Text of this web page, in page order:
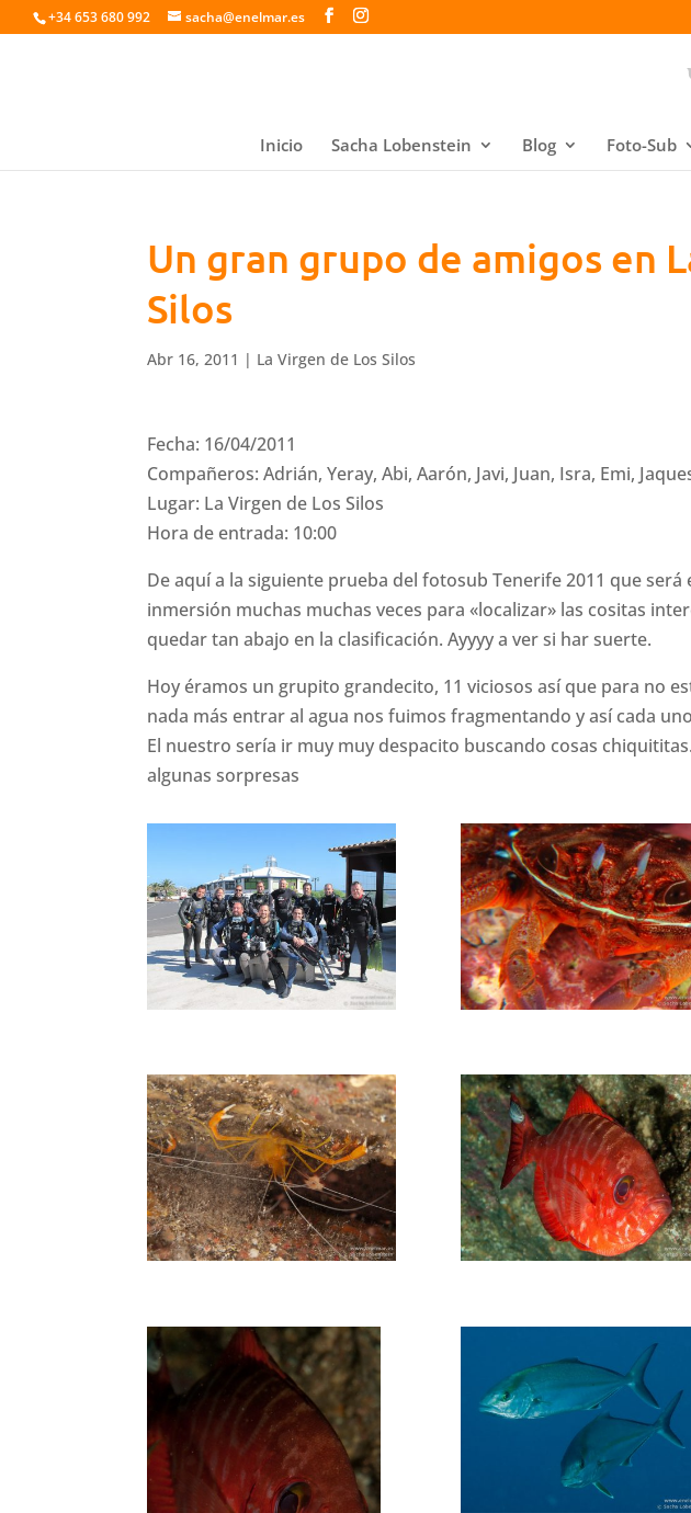
+34 653 680 992 sacha@enelmar.es
Inicio Sacha Lobenstein Blog Foto-Sub
Un gran grupo de amigos en
Silos
Abr 16, 2011 | La Virgen de Los Silos
Fecha: 16/04/2011
Compañeros: Adrián, Yeray, Abi, Aarón, Javi, Juan, Isra, Emi,
Lugar: La Virgen de Los Silos
Hora de entrada: 10:00
De aquí a la siguiente prueba del fotosub Tenerife 2011 que será
inmersión muchas muchas veces para «localizar» las cositas
quedar tan abajo en la clasificación. Ayyyy a ver si har suerte.
Hoy éramos un grupito grandecito, 11 viciosos así que para no
nada más entrar al agua nos fuimos fragmentando y así cada
El nuestro sería ir muy muy despacito buscando cosas
algunas sorpresas